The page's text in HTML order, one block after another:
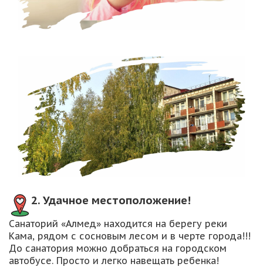
2. Удачное местоположение!
Санаторий «Алмед» находится на берегу реки
Кама, рядом с сосновым лесом и в черте города!!!
До санатория можно добраться на городском
автобусе. Просто и легко навещать ребенка!